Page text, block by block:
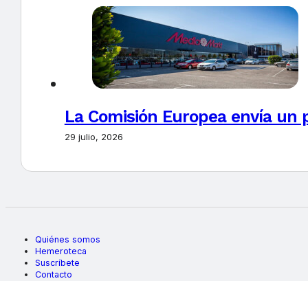
La Comisión Europea envía un
29 julio, 2026
Quiénes somos
Hemeroteca
Suscríbete
Contacto